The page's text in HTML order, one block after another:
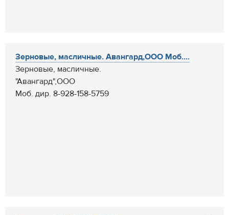
Зерновые, масличные. Авангард,ООО Моб....
Зерновые, масличные.
"Авангард",ООО
Моб. дир. 8-928-158-5759